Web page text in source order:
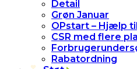
Detail
Grøn Januar
OPstart – Hjælp
CSR med flere
Rabatordning